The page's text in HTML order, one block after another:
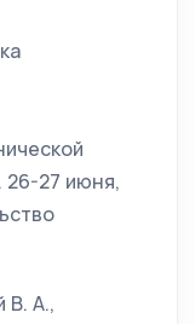
26-27 июня,
В. А.,